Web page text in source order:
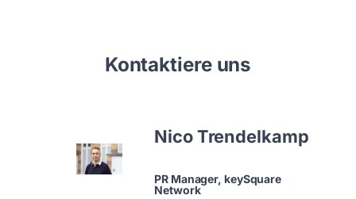
Kontaktiere uns
Nico Trendelkamp
PR Manager, keySquare
Network